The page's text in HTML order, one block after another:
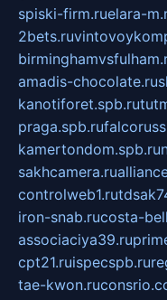
spiski-firm.ruelara-
2bets.ru
amadis-chocolate.ru
kanotiforet.spb.ru
praga.spb.ru
kamertondom.spb.ru
sakhcamera.ru
controlweb1.ru
iron-snab.rucosta-
associaciya39.ru
cpt21.ruispecspb.ru
tae-kwon.ru